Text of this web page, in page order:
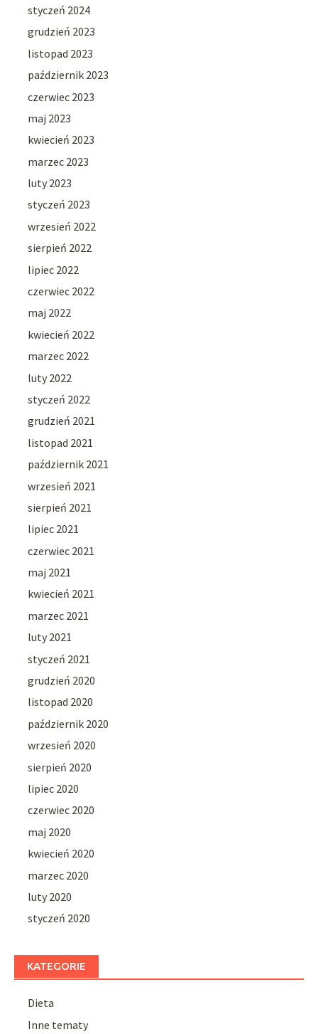
styczeń 2024
grudzień 2023
listopad 2023
październik 2023
czerwiec 2023
maj 2023
kwiecień 2023
marzec 2023
luty 2023
styczeń 2023
wrzesień 2022
sierpień 2022
lipiec 2022
czerwiec 2022
maj 2022
kwiecień 2022
marzec 2022
luty 2022
styczeń 2022
grudzień 2021
listopad 2021
październik 2021
wrzesień 2021
sierpień 2021
lipiec 2021
czerwiec 2021
maj 2021
kwiecień 2021
marzec 2021
luty 2021
styczeń 2021
grudzień 2020
listopad 2020
październik 2020
wrzesień 2020
sierpień 2020
lipiec 2020
czerwiec 2020
maj 2020
kwiecień 2020
marzec 2020
luty 2020
styczeń 2020
KATEGORIE
Dieta
Inne tematy